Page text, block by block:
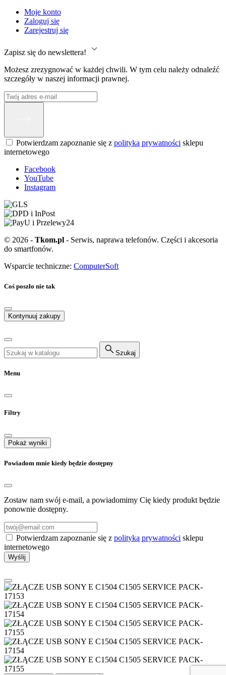
Moje konto
Zaloguj się
Zarejestruj się
Zapisz się do newslettera!
Możesz zrezygnować w każdej chwili. W tym celu należy odnaleźć
szczegóły w naszej informacji prawnej.
Potwierdzam zapoznanie się z polityką prywatności sklepu
internetowego
Facebook
YouTube
Instagram
© 2026 - Tkom.pl - Serwis, naprawa telefonów. Części i akcesoria
do smartfonów.
Wsparcie techniczne: ComputerSoft
Coś poszło nie tak
Kontynuuj zakupy
Szukaj
Menu
Filtry
Pokaż wyniki
Powiadom mnie kiedy będzie dostępny
Zostaw nam swój e-mail, a powiadomimy Cię kiedy produkt będzie
ponownie dostępny.
Potwierdzam zapoznanie się z polityką prywatności sklepu
internetowego
Wyślij